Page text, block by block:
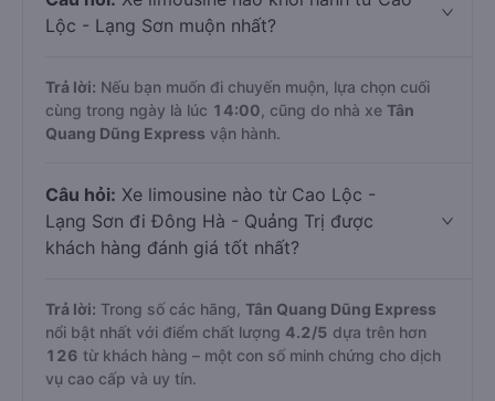
Lộc - Lạng Sơn muộn nhất?
Trả lời: Nếu bạn muốn đi chuyến muộn, lựa chọn cuối
cùng trong ngày là lúc 14:00 , cũng do nhà xe Tân
Quang Dũng Express vận hành.
Câu hỏi: Xe limousine nào từ Cao Lộc -
Lạng Sơn đi Đông Hà - Quảng Trị được
khách hàng đánh giá tốt nhất?
Trả lời: Trong số các hãng, Tân Quang Dũng Express
nổi bật nhất với điểm chất lượng 4.2/5 dựa trên hơn
126 từ khách hàng – một con số minh chứng cho dịch
vụ cao cấp và uy tín.